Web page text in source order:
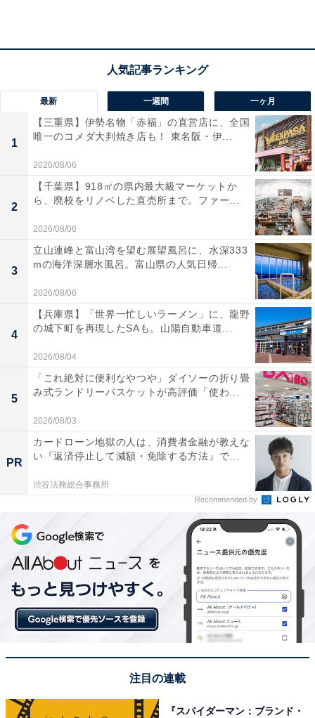
静岡県・熱海にある「熱海シーサイドスパ＆リゾート」
は、全室オーシャンビューの開放感あふれるホテルで
す。敷地内から湧き出る豊かな源泉を、海を望む大浴場
や露天風呂で贅沢に堪能できます。リニューアルされた
レストランでは、相模湾の絶景を眺めながら新鮮な海の
幸をビュッフェスタイルで味わえるのが魅力。明るい木
目調のデザインが心地よく、心身ともにリフレッシュで
きるひとときを過ごせます。
最新 一週間 一ヶ月
1
【三重県】伊勢名物「赤福」の直営店に、全国
唯一のコメダ大判焼き店も！ 東名阪・伊...
2026/08/06
2
【千葉県】918㎡の県内最大級マーケットか
ら、廃校をリノベした直売所まで。ファー...
2026/08/06
3
立山連峰と富山湾を望む展望風呂に、水深333
mの海洋深層水風呂。富山県の人気日帰...
2026/08/06
4
【兵庫県】「世界一忙しいラーメン」に、龍野
の城下町を再現したSAも。山陽自動車道...
2026/08/04
5
「これ絶対に便利なやつや」ダイソーの折り畳
み式ランドリーバスケットが高評価「使わ...
2026/08/03
PR
カードローン地獄の人は、消費者金融が教えな
い『返済停止して減額・免除する方法』で...
渋谷法務総合事務所
Recommended by
注目の連載
『スパイダーマン：ブランド・